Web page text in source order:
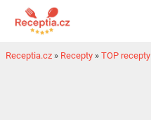
Receptia.cz » Recepty » TOP recepty